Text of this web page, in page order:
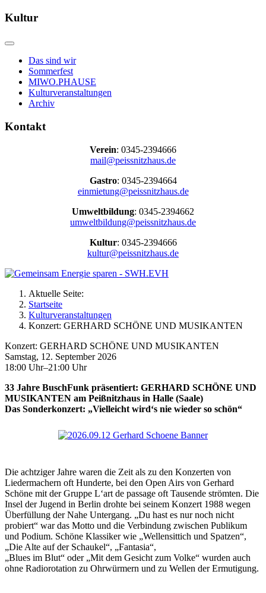
Kultur
Das sind wir
Sommerfest
MIWO.PHAUSE
Kulturveranstaltungen
Archiv
Kontakt
Verein: 0345-2394666
mail@peissnitzhaus.de
Gastro: 0345-2394664
einmietung@peissnitzhaus.de
Umweltbildung: 0345-2394662
umweltbildung@peissnitzhaus.de
Kultur: 0345-2394666
kultur@peissnitzhaus.de
Aktuelle Seite:
Startseite
Kulturveranstaltungen
Konzert: GERHARD SCHÖNE UND MUSIKANTEN
Konzert: GERHARD SCHÖNE UND MUSIKANTEN
Samstag, 12. September 2026
18:00 Uhr–21:00 Uhr
33 Jahre BuschFunk präsentiert: GERHARD SCHÖNE UND
MUSIKANTEN am Peißnitzhaus in Halle (Saale)
Das Sonderkonzert: „Vielleicht wird‘s nie wieder so schön“
Die achtziger Jahre waren die Zeit als zu den Konzerten von
Liedermachern oft Hunderte, bei den Open Airs von Gerhard
Schöne mit der Gruppe L‘art de passage oft Tausende strömten. Die
Insel der Jugend in Berlin drohte bei seinem Konzert 1988 wegen
Überfüllung der Nahe Untergang. „Du hast es nur noch nicht
probiert“ war das Motto und die Verbindung zwischen Publikum
und Podium. Schöne Klassiker wie „Wellensittich und Spatzen“,
„Die Alte auf der Schaukel“, „Fantasia“,
„Blues im Blut“ oder „Mit dem Gesicht zum Volke“ wurden auch
ohne Radiorotation zu Ohrwürmern und zu Wellen der Ermutigung.